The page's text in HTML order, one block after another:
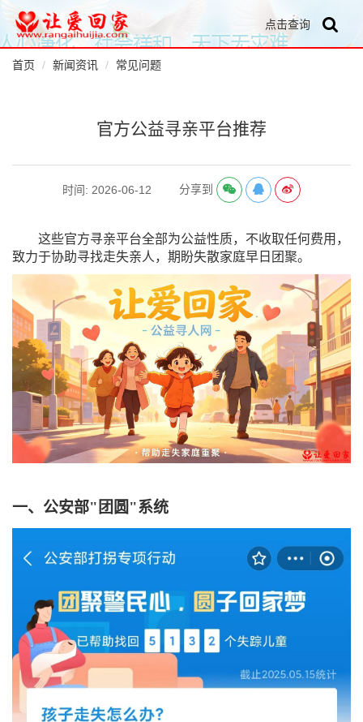
点击查询
首页 新闻资讯 常见问题
官方公益寻亲平台推荐
时间: 2026-06-12 分享到
这些官方寻亲平台全部为公益性质，不收取任何费用，
致力于协助寻找走失亲人，期盼失散家庭早日团聚。
一、 公安部" 团圆 "系统